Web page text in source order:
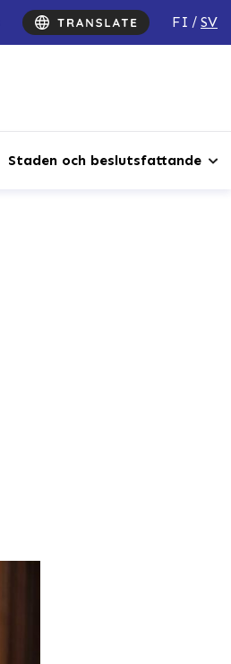
FI SV
Staden och beslutsfattande